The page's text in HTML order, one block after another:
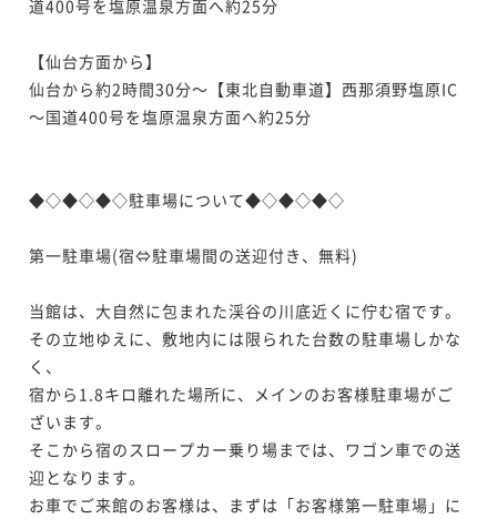
道400号を塩原温泉方面へ約25分
【仙台方面から】
仙台から約2時間30分～【東北自動車道】西那須野塩原IC
～国道400号を塩原温泉方面へ約25分
◆◇◆◇◆◇駐車場について◆◇◆◇◆◇
第一駐車場(宿⇔駐車場間の送迎付き、無料)
当館は、大自然に包まれた渓谷の川底近くに佇む宿です。
その立地ゆえに、敷地内には限られた台数の駐車場しかな
く、
宿から1.8キロ離れた場所に、メインのお客様駐車場がご
ざいます。
そこから宿のスロープカー乗り場までは、ワゴン車での送
迎となります。
お車でご来館のお客様は、まずは「お客様第一駐車場」に